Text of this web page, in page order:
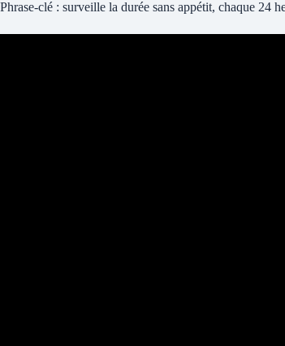
Phrase-clé : surveille la durée sans appétit, chaque 24